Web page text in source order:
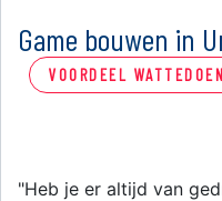
Game bouwen in
VOORDEEL
"Heb je er altijd van